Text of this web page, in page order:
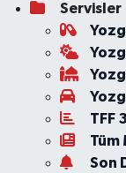
Servisler
TFF
Tüm
Son